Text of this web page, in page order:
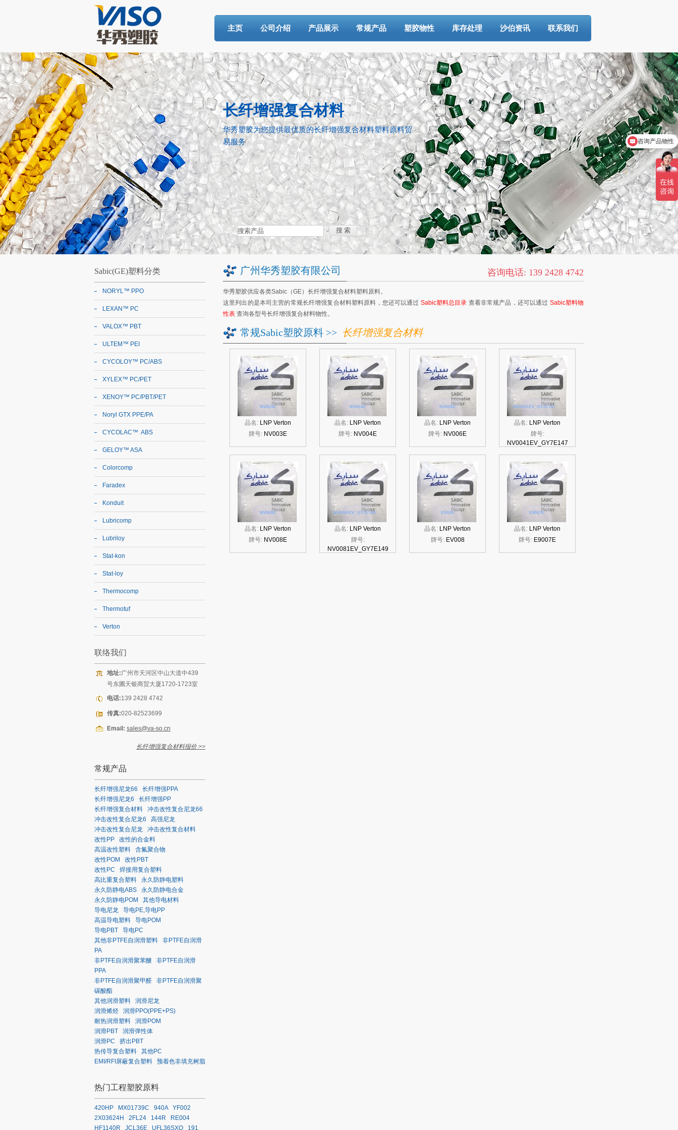
长纤增强复合材料
华秀塑胶为您提供最优质的长纤增强复合材料塑料原料贸
易服务
广州华秀塑胶有限公司 咨询电话: 139 2428 4742
主页 公司介绍 产品展示 常规产品 塑胶物性 库存处理 沙伯资讯 联系我们
华秀塑胶供应各类Sabic（GE）长纤增强复合材料塑料原料。
这里列出的是本司主营的常规长纤增强复合材料塑料原料 ，您还可以通过 Sabic塑料总目录 查看非常规产品，还可以通过 Sabic塑料物
性表 查询各型号长纤增强复合材料物性。
常规Sabic塑胶原料 >> 长纤增强复合材料
品名: LNP Verton
牌号: NV003E
品名: LNP Verton
牌号: NV004E
品名: LNP Verton
牌号: NV006E
品名: LNP Verton
牌号:
NV0041EV_GY7E147
品名: LNP Verton
牌号: NV008E
品名: LNP Verton
牌号:
NV0081EV_GY7E149
品名: LNP Verton
牌号: EV008
品名: LNP Verton
牌号: E9007E
Sabic(GE)塑料分类
NORYL™ PPO
LEXAN™ PC
VALOX™ PBT
ULTEM™ PEI
CYCOLOY™ PC/ABS
XYLEX™ PC/PET
XENOY™ PC/PBT/PET
Noryl GTX PPE/PA
CYCOLAC™ ABS
GELOY™ ASA
Colorcomp
Faradex
Konduit
Lubricomp
Lubriloy
Stat-kon
Stat-loy
Thermocomp
Thermotuf
Verton
联络我们
地址:广州市天河区中山大道中439
号东圃天银商贸大厦1720-1723室
电话:139 2428 4742
传真:020-82523699
Email: sales@va-so.cn
长纤增强复合材料报价 >>
常规产品
长纤增强尼龙66
长纤增强PPA
长纤增强尼龙6
长纤增强PP
长纤增强复合材料
冲击改性复合尼龙66
冲击改性复合尼龙6
高强尼龙
冲击改性复合尼龙
冲击改性复合材料
改性PP
改性的合金料
高温改性塑料
含氟聚合物
改性POM
改性PBT
改性PC
焊接用复合塑料
高比重复合塑料
永久防静电塑料
永久防静电ABS
永久防静电合金
永久防静电POM
其他导电材料
导电尼龙
导电PE,导电PP
高温导电塑料
导电POM
导电PBT
导电PC
其他非PTFE自润滑塑料
非PTFE自润滑
PA
非PTFE自润滑聚苯醚
非PTFE自润滑
PPA
非PTFE自润滑聚甲醛
非PTFE自润滑聚
碳酸酯
其他润滑塑料
润滑尼龙
润滑烯烃
润滑PPO(PPE+PS)
耐热润滑塑料
润滑POM
润滑PBT
润滑弹性体
润滑PC
挤出PBT
热传导复合塑料
其他PC
EMI/RFI屏蔽复合塑料
预着色非填充树脂
热门工程塑胶原料
420HP MX01739C 940A
YF002
2X03624H
2FL24 144R
RE004
HF1140R
JCL36E UFL36SXQ 191
咨询产品物性
免费试样